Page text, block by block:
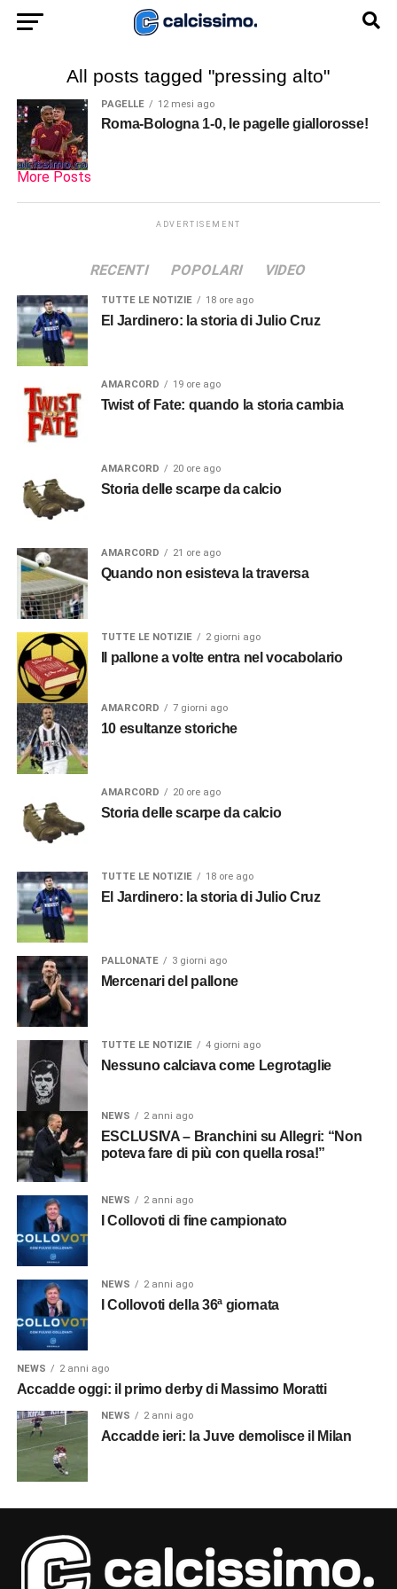
All posts tagged "pressing alto"
PAGELLE 12 mesi ago
Roma-Bologna 1-0, le pagelle giallorosse!
More Posts
ADVERTISEMENT
RECENTI POPOLARI VIDEO
TUTTE LE NOTIZIE 18 ore ago
El Jardinero: la storia di Julio Cruz
AMARCORD 19 ore ago
Twist of Fate: quando la storia cambia
AMARCORD 20 ore ago
Storia delle scarpe da calcio
AMARCORD 21 ore ago
Quando non esisteva la traversa
TUTTE LE NOTIZIE 2 giorni ago
Il pallone a volte entra nel vocabolario
AMARCORD 7 giorni ago
10 esultanze storiche
AMARCORD 20 ore ago
Storia delle scarpe da calcio
TUTTE LE NOTIZIE 18 ore ago
El Jardinero: la storia di Julio Cruz
PALLONATE 3 giorni ago
Mercenari del pallone
TUTTE LE NOTIZIE 4 giorni ago
Nessuno calciava come Legrotaglie
NEWS 2 anni ago
ESCLUSIVA – Branchini su Allegri: “Non
poteva fare di più con quella rosa!”
NEWS 2 anni ago
I Collovoti di fine campionato
NEWS 2 anni ago
I Collovoti della 36ª giornata
NEWS 2 anni ago
Accadde oggi: il primo derby di Massimo Moratti
NEWS 2 anni ago
Accadde ieri: la Juve demolisce il Milan